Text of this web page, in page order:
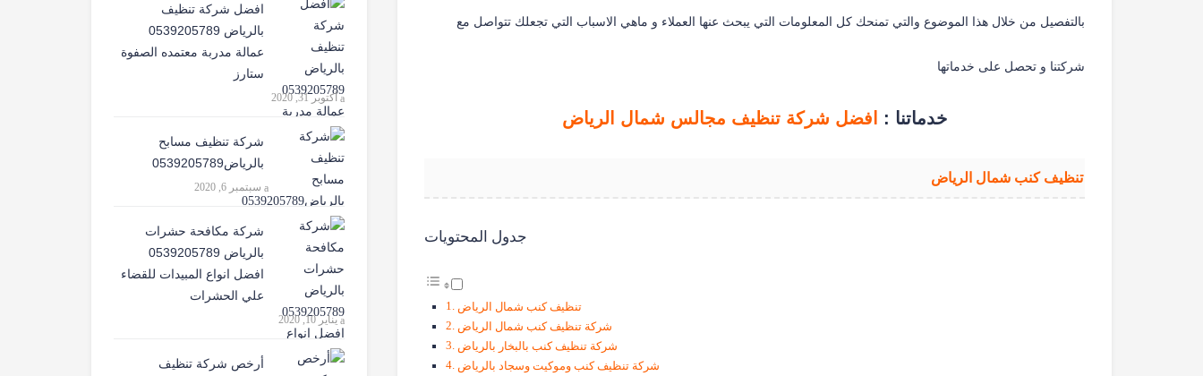
بالتفصيل من خلال هذا الموضوع والتي تمنحك كل المعلومات التي يبحث عنها العملاء و ماهي الاسباب التي تجعلك تتواصل مع
شركتنا و تحصل على خدماتها
خدماتنا : افضل شركة تنظيف مجالس شمال الرياض
تنظيف كنب شمال الرياض
جدول المحتويات
تنظيف كنب شمال الرياض
شركة تنظيف كنب شمال الرياض
شركة تنظيف كنب بالبخار بالرياض
شركة تنظيف كنب وموكيت وسجاد بالرياض
افضل شركة تنظيف
بالرياض 0539205789
عمالة مدربة معتمده الصفوة
ستارز
أكتوبر 31, 2020
شركة تنظيف مسابح
بالرياض0539205789
سبتمبر 6, 2020
شركة مكافحة حشرات
بالرياض 0539205789
افضل انواع المبيدات للقضاء
علي الحشرات
يناير 10, 2020
أرخص شركة تنظيف